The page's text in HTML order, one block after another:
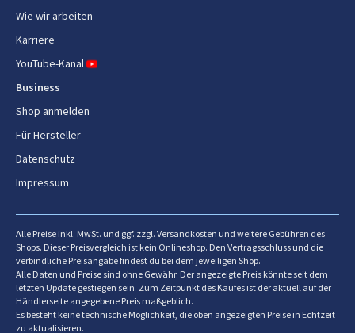
Ursprungsland
Ergonomie
Gehäusematerial
Display-Typ LCD
Farbdisplay Ja
Erkennung für leeren Tank Ja
Wie wir arbeiten
Karriere
YouTube-Kanal
Business
Shop anmelden
Für Hersteller
Datenschutz
Impressum
Alle Preise inkl. MwSt. und ggf. zzgl. Versandkosten und weitere Gebühren des
Shops. Dieser Preisvergleich ist kein Onlineshop. Den Vertragsschluss und die
verbindliche Preisangabe findest du bei dem jeweiligen Shop.
Alle Daten und Preise sind ohne Gewähr. Der angezeigte Preis könnte seit dem
letzten Update gestiegen sein. Zum Zeitpunkt des Kaufes ist der aktuell auf der
Händlerseite angegebene Preis maßgeblich.
Es besteht keine technische Möglichkeit, die oben angezeigten Preise in Echtzeit
zu aktualisieren.